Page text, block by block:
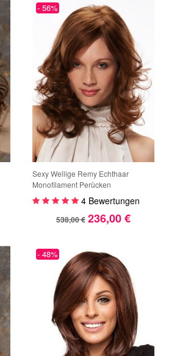
Sexy Wellige Remy Echthaar
Monofilament Perücken
4 Bewertungen
538,00 € 236,00 €
- 56%
- 48%